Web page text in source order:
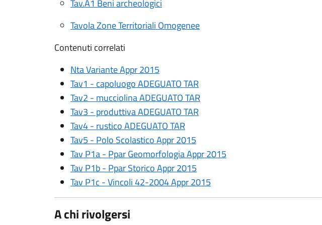
Tav.A1 Beni archeologici
Tavola Zone Territoriali Omogenee
Contenuti correlati
Nta Variante Appr 2015
Tav1 - capoluogo ADEGUATO TAR
Tav2 - mucciolina ADEGUATO TAR
Tav3 - produttiva ADEGUATO TAR
Tav4 - rustico ADEGUATO TAR
Tav5 - Polo Scolastico Appr 2015
Tav P1a - Ppar Geomorfologia Appr 2015
Tav P1b - Ppar Storico Appr 2015
Tav P1c - Vincoli 42-2004 Appr 2015
A chi rivolgersi